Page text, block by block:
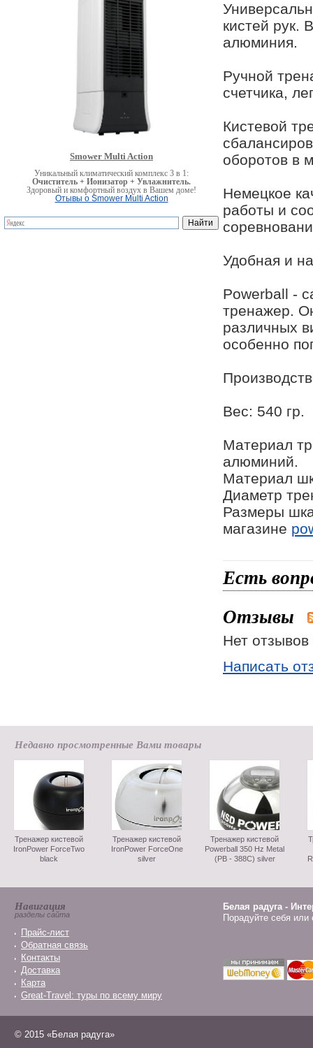
Smower Multi Action
Уникальный климатический комплекс 3 в 1:
Очиститель + Ионизатор + Увлажнитель.
Здоровый и комфортный воздух в Вашем доме!
Отывы о Smower Multi Action
кистей рук.
алюминия.
Ручной
счетчика,
Кистевой
оборотов в
Немецкое
работы и
Удобная и
Powerball -
тренажер.
различных
особенно
Вес: 540 гр.
Материал
алюминий.
Материал
Диаметр
Размеры
магазине
Есть
Отзывы
Нет отзывов
Написать
Недавно просмотренные Вами товары
Тренажер кистевой
IronPower ForceTwo
black
Тренажер кистевой
IronPower ForceOne
silver
Тренажер кистевой
Powerball 350 Hz Metal
(PB - 388C) silver
Навигация
разделы сайта
Прайс-лист
Обратная связь
Контакты
Доставка
Карта
Great-Travel: туры по всему миру
Белая радуга -
Порадуйте себя
© 2015 «Белая радуга»